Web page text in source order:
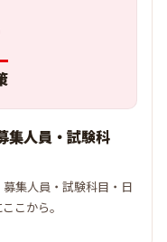
集人員・試験科
集人員・試験科目・日
こから。